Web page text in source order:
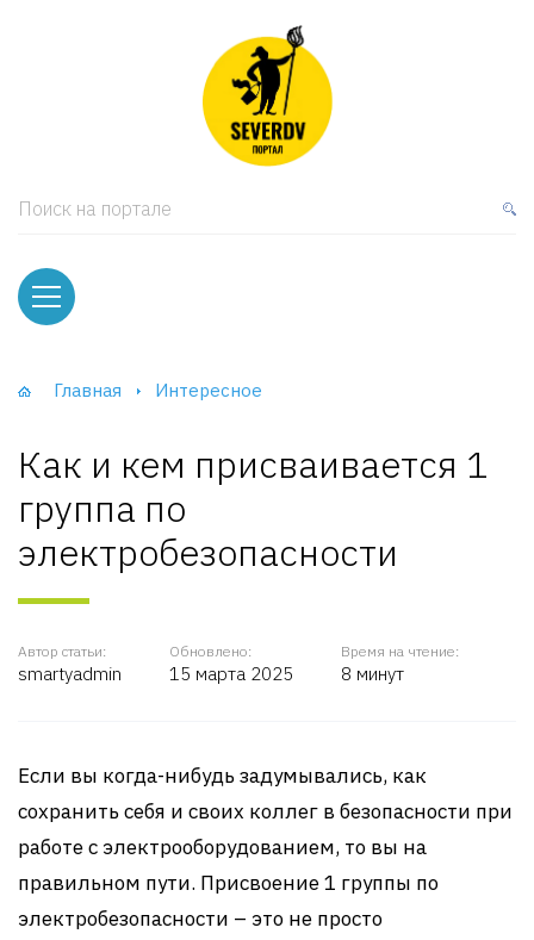
Поиск на портале
Главная Интересное
Как и кем присваивается 1
группа по
электробезопасности
Автор статьи:
smartyadmin
Обновлено:
15 марта 2025
Время на чтение:
8 минут
Если вы когда-нибудь задумывались, как
сохранить себя и своих коллег в безопасности при
работе с электрооборудованием, то вы на
правильном пути. Присвоение 1 группы по
электробезопасности – это не просто
и тумбы